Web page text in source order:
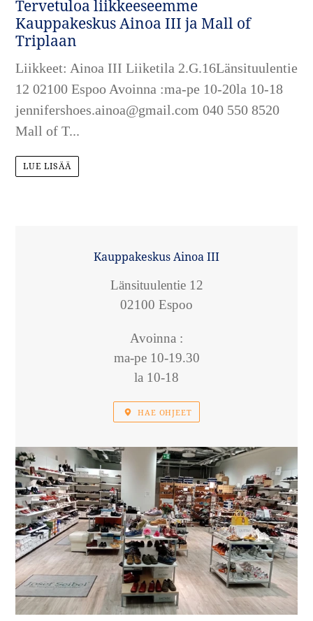
Tervetuloa liikkeeseemme
Kauppakeskus Ainoa III ja Mall of
Triplaan
Liikkeet: Ainoa III Liiketila 2.G.16Länsituulentie
12 02100 Espoo Avoinna :ma-pe 10-20la 10-18
jennifershoes.ainoa@gmail.com 040 550 8520
Mall of T...
LUE LISÄÄ
SIJAINTI
Kauppakeskus Ainoa III
Länsituulentie 12
02100 Espoo
Avoinna :
ma-pe 10-19.30
la 10-18
HAE OHJEET